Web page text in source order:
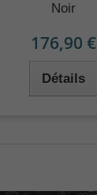
Noir
176,90 €
Détails